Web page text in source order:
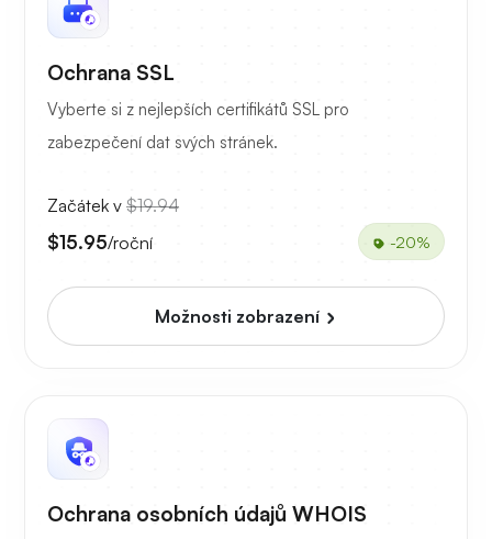
Ochrana SSL
Vyberte si z nejlepších certifikátů SSL pro
zabezpečení dat svých stránek.
Začátek v $19.94
$15.95/roční -20%
Možnosti zobrazení
Ochrana osobních údajů WHOIS